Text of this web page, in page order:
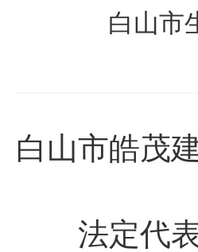
白山市
白山市皓茂
法定代